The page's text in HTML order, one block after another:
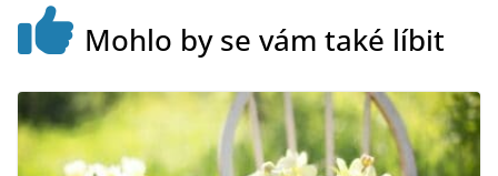
Mohlo by se vám také líbit